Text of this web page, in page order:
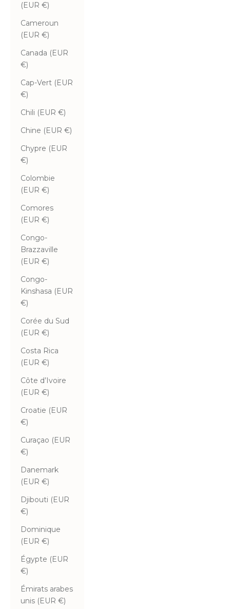
(EUR €)
Cameroun
(EUR €)
Canada (EUR
€)
Cap-Vert (EUR
€)
Chili (EUR €)
Chine (EUR €)
Chypre (EUR
€)
Colombie
(EUR €)
Comores
(EUR €)
Congo-
Brazzaville
(EUR €)
Congo-
Kinshasa (EUR
€)
Corée du Sud
(EUR €)
Costa Rica
(EUR €)
Côte d’Ivoire
(EUR €)
Croatie (EUR
€)
Curaçao (EUR
€)
Danemark
(EUR €)
Djibouti (EUR
€)
Dominique
(EUR €)
Égypte (EUR
€)
Émirats arabes
unis (EUR €)